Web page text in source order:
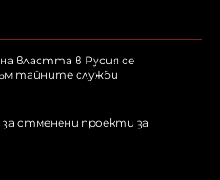
властта в Русия се
тайните служби
отменени проекти за